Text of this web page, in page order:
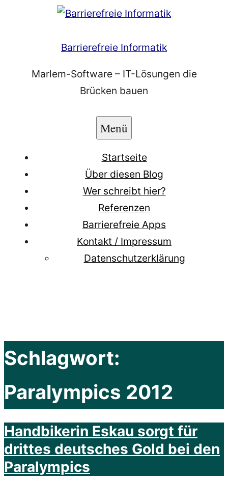
Barrierefreie Informatik
Marlem-Software – IT-Lösungen die
Brücken bauen
Menü
Startseite
Über diesen Blog
Wer schreibt hier?
Referenzen
Barrierefreie Apps
Kontakt / Impressum
Datenschutzerklärung
Schlagwort:
Paralympics 2012
Handbikerin Eskau sorgt für
drittes deutsches Gold bei den
Paralympics